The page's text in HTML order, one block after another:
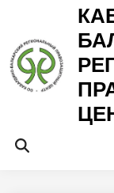
содержимому
Открыть